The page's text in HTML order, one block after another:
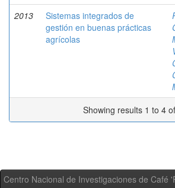
2013
Sistemas integrados de
gestión en buenas prácticas
agrícolas
Showing results 1 to 4
Centro Nacional de Investigaciones de Café